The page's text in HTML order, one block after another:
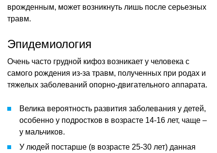
врожденным, может возникнуть лишь после серьезных
травм.
Эпидемиология
Очень часто грудной кифоз возникает у человека с
самого рождения из-за травм, полученных при родах и
тяжелых заболеваний опорно-двигательного аппарата.
Велика вероятность развития заболевания у детей,
особенно у подростков в возрасте 14-16 лет, чаще –
у мальчиков.
У людей постарше (в возрасте 25-30 лет) данная